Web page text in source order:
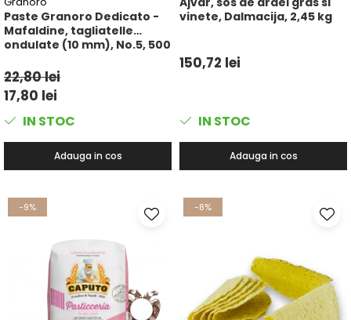
Paste Granoro Dedicato -
Mafaldine, tagliatelle
ondulate (10 mm), No.5, 500
22,80 lei
17,80 lei
IN STOC
Adauga in cos
vinete, Dalmacija, 2,45 kg
150,72 lei
IN STOC
Adauga in cos
-9% -8%